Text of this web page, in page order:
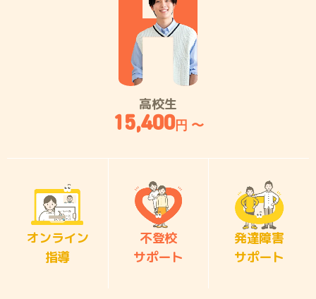
高校生
15,400円 〜
オンライン
指導
不登校
サポート
発達障害
サポート